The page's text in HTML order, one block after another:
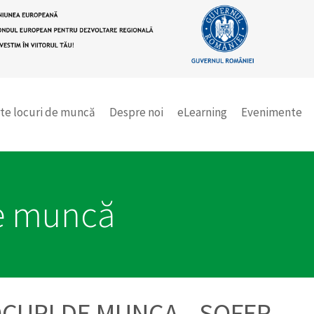
locuri de muncă Despre noi eLearning Evenimente
muncă